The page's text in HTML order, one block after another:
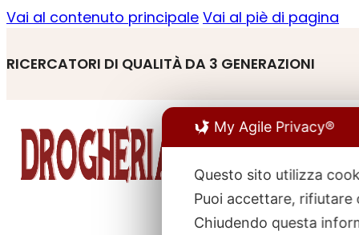
Vai al contenuto principale Vai al piè di pagina
RICERCATORI DI QUALITÀ DA 3 GENERAZIONI
My Agile Privacy®
Questo sito utilizza
Puoi accettare, rifiutare
Chiudendo questa